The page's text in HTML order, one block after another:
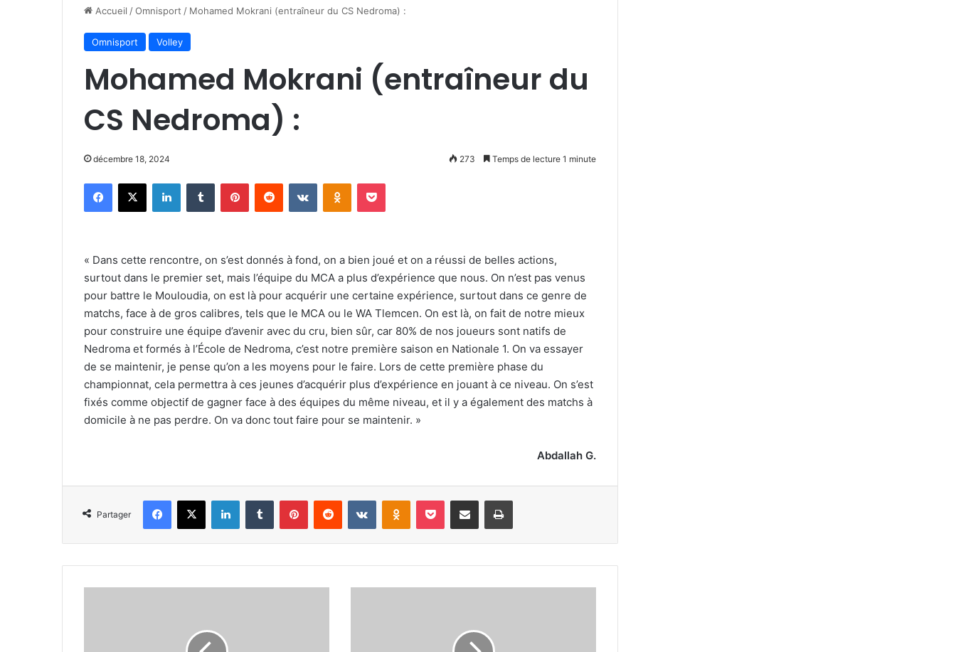
Accueil /Omnisport / Mohamed Mokrani (entraîneur du CS Nedroma) :
Omnisport Volley
Mohamed Mokrani (entraîneur du
CS Nedroma) :
décembre 18, 2024 273 Temps de lecture 1 minute
Facebook
X LinkedinTumblr PinterestReddit VKontakteOdnoklassniki
Pocket
« Dans cette rencontre, on s’est donnés à fond, on a bien joué et on a réussi de belles actions,
surtout dans le premier set, mais l’équipe du MCA a plus d’expérience que nous. On n’est pas venus
pour battre le Mouloudia, on est là pour acquérir une certaine expérience, surtout dans ce genre de
matchs, face à de gros calibres, tels que le MCA ou le WA Tlemcen. On est là, on fait de notre mieux
pour construire une équipe d’avenir avec du cru, bien sûr, car 80% de nos joueurs sont natifs de
Nedroma et formés à l’École de Nedroma, c’est notre première saison en Nationale 1. On va essayer
de se maintenir, je pense qu’on a les moyens pour le faire. Lors de cette première phase du
championnat, cela permettra à ces jeunes d’acquérir plus d’expérience en jouant à ce niveau. On s’est
fixés comme objectif de gagner face à des équipes du même niveau, et il y a également des matchs à
domicile à ne pas perdre. On va donc tout faire pour se maintenir. »
Abdallah G.
Partager
Facebook
X LinkedinTumblr PinterestReddit VKontakteOdnoklassniki
Pocket Partager par email Imprimer